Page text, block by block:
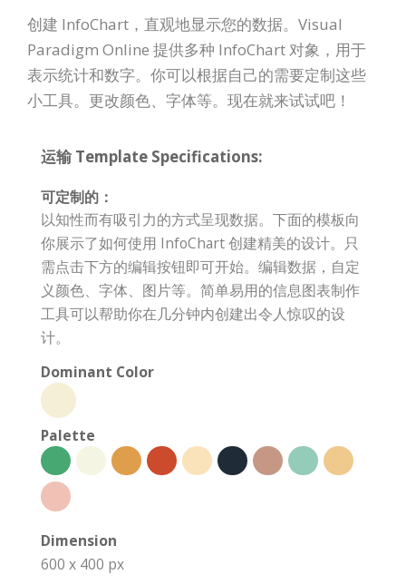
创建 InfoChart，直观地显示您的数据。Visual
Paradigm Online 提供多种 InfoChart 对象，用于
表示统计和数字。你可以根据自己的需要定制这些
小工具。更改颜色、字体等。现在就来试试吧！
运输 Template Specifications:
可定制的：
以知性而有吸引力的方式呈现数据。下面的模板向
你展示了如何使用 InfoChart 创建精美的设计。只
需点击下方的编辑按钮即可开始。编辑数据，自定
义颜色、字体、图片等。简单易用的信息图表制作
工具可以帮助你在几分钟内创建出令人惊叹的设
计。
Dominant Color
Palette
Dimension
600 x 400 px